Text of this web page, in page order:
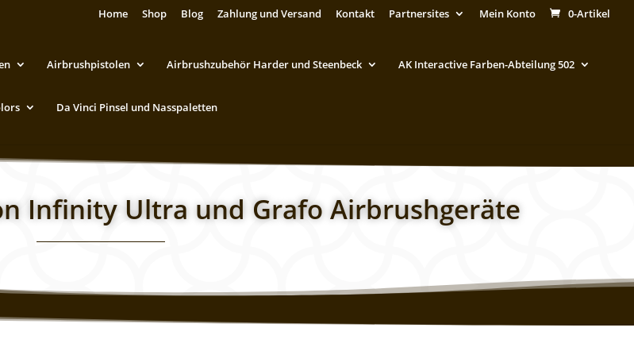
Home Shop Blog Zahlung und Versand Kontakt Partnersites Mein Konto 0-Artikel
Airbrushpistolen Airbrushzubehör Harder und Steenbeck AK Interactive Farben-Abteilung 502
Da Vinci Pinsel und Nasspaletten
Infinity Ultra und Grafo Airbrushgeräte